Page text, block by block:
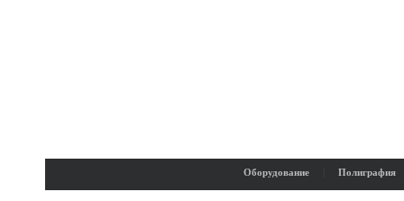
Оборудование Полиграфия